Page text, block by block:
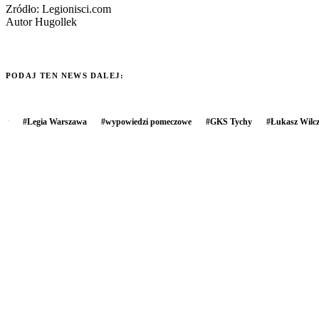
Zródło: Legionisci.com
Autor Hugollek
PODAJ TEN NEWS DALEJ:
#Legia Warszawa #wypowiedzi pomeczowe #GKS Tychy #Łukasz